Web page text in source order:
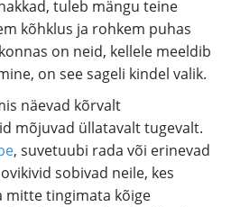
tuleb mängu teine
kõhklus ja rohkem puhas
on neid, kellele meeldib
on see sageli kindel valik.
näevad kõrvalt
mõjuvad üllatavalt tugevalt.
, suvetuubi rada või erinevad
sobivad neile, kes
mitte tingimata kõige